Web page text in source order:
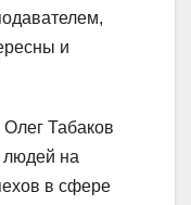
и
Табаков
людей на
в сфере